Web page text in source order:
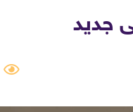
جديد